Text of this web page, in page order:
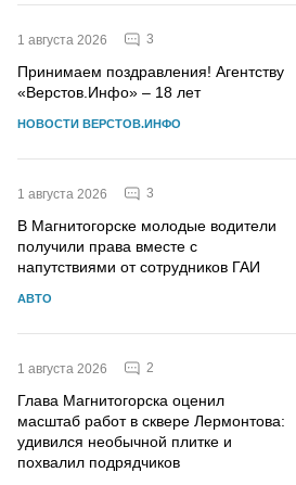
1 августа 2026 3
Принимаем поздравления! Агентству
«Верстов.Инфо» – 18 лет
НОВОСТИ ВЕРСТОВ.ИНФО
1 августа 2026 3
В Магнитогорске молодые водители
получили права вместе с
напутствиями от сотрудников ГАИ
АВТО
1 августа 2026 2
Глава Магнитогорска оценил
масштаб работ в сквере Лермонтова:
удивился необычной плитке и
похвалил подрядчиков